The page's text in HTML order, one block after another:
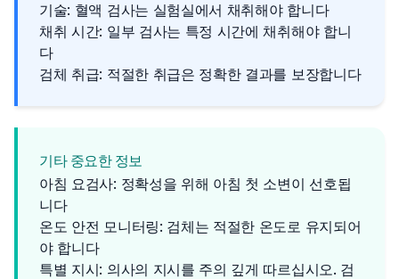
기술: 혈액 검사는 실험실에서 채취해야 합니다
채취 시간: 일부 검사는 특정 시간에 채취해야 합니
다
검체 취급: 적절한 취급은 정확한 결과를 보장합니다
기타 중요한 정보
아침 요검사: 정확성을 위해 아침 첫 소변이 선호됩
니다
온도 안전 모니터링: 검체는 적절한 온도로 유지되어
야 합니다
특별 지시: 의사의 지시를 주의 깊게 따르십시오. 검